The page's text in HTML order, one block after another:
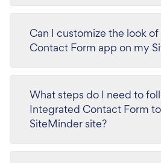
Can I customize the look
Contact Form app on my
What steps do I need to
Integrated Contact Form
SiteMinder site?